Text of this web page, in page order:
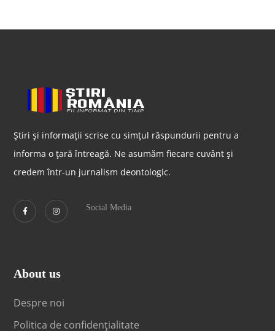
Știri și informații scrise cu simțul răspundurii pentru a
informa o țară întreagă. Ne asumăm fiecare cuvânt și
credem într-un jurnalism deontologic.
Social Media
About us
Despre noi
Politica de confidențialitate